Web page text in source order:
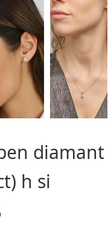
diamant
h si